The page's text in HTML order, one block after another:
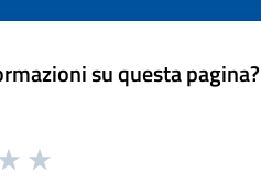
su questa pagina?